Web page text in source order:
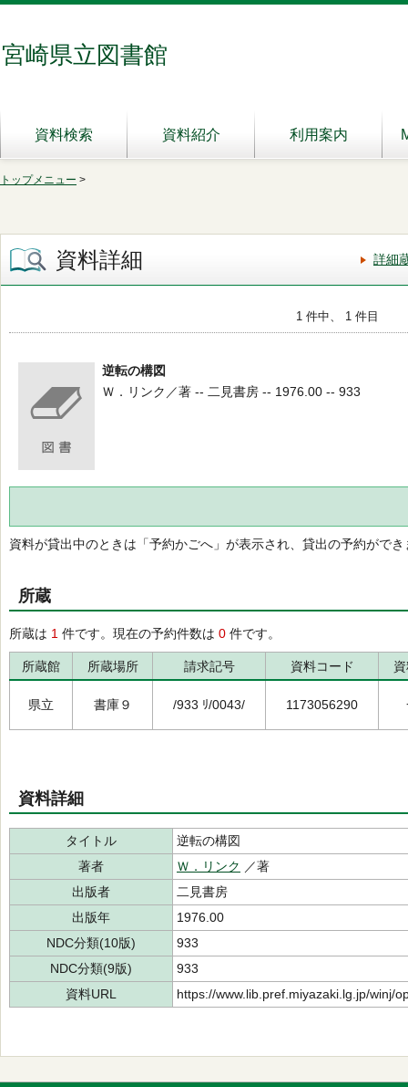
宮崎県立図書館
資料検索 資料紹介 利用案内
トップメニュー >
資料詳細 詳細
1 件中、 1 件目
逆転の構図
Ｗ．リンク／著 -- 二見書房 -- 1976.00 -- 933
資料が貸出中のときは「予約かごへ」が表示され、貸出の予約ができ
所蔵
所蔵は 1 件です。現在の予約件数は 0 件です。
所蔵館 所蔵場所 請求記号 資料コード
県立 書庫９ /933 ﾘ/0043/ 1173056290
資料詳細
タイトル
逆転の構図
著者
Ｗ．リンク ／著
出版者
二見書房
出版年
1976.00
NDC分類(10版)
933
NDC分類(9版)
933
資料URL
https://www.lib.pref.miyazaki.lg.jp/winj/